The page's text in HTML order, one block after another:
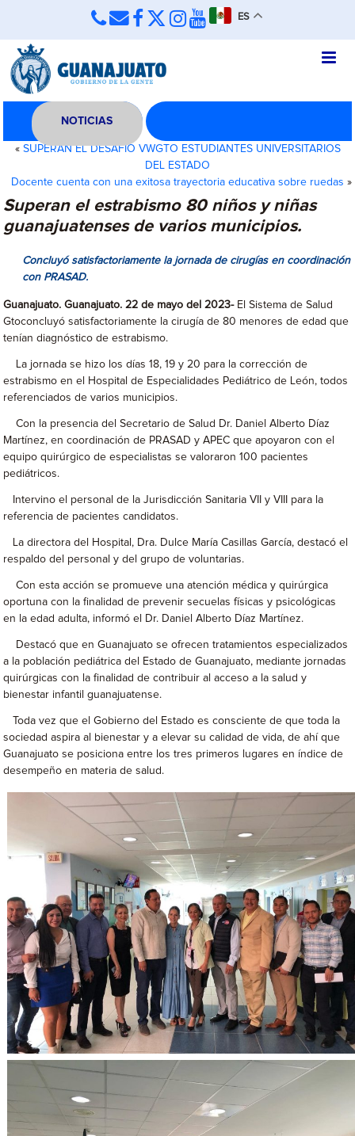
ES
NOTICIAS
« SUPERAN EL DESAFÍO VWGTO ESTUDIANTES UNIVERSITARIOS
DEL ESTADO
Docente cuenta con una exitosa trayectoria educativa sobre ruedas »
Superan el estrabismo 80 niños y niñas
guanajuatenses de varios municipios.
Concluyó satisfactoriamente la jornada de cirugías en coordinación
con PRASAD.
Guanajuato. Guanajuato. 22 de mayo del 2023- El Sistema de Salud
Gtoconcluyó satisfactoriamente la cirugía de 80 menores de edad que
tenían diagnóstico de estrabismo.
La jornada se hizo los días 18, 19 y 20 para la corrección de
estrabismo en el Hospital de Especialidades Pediátrico de León, todos
referenciados de varios municipios.
Con la presencia del Secretario de Salud Dr. Daniel Alberto Díaz
Martínez, en coordinación de PRASAD y APEC que apoyaron con el
equipo quirúrgico de especialistas se valoraron 100 pacientes
pediátricos.
Intervino el personal de la Jurisdicción Sanitaria VII y VIII para la
referencia de pacientes candidatos.
La directora del Hospital, Dra. Dulce María Casillas García, destacó el
respaldo del personal y del grupo de voluntarias.
Con esta acción se promueve una atención médica y quirúrgica
oportuna con la finalidad de prevenir secuelas físicas y psicológicas
en la edad adulta, informó el Dr. Daniel Alberto Díaz Martínez.
Destacó que en Guanajuato se ofrecen tratamientos especializados
a la población pediátrica del Estado de Guanajuato, mediante jornadas
quirúrgicas con la finalidad de contribuir al acceso a la salud y
bienestar infantil guanajuatense.
Toda vez que el Gobierno del Estado es consciente de que toda la
sociedad aspira al bienestar y a elevar su calidad de vida, de ahí que
Guanajuato se posiciona entre los tres primeros lugares en índice de
desempeño en materia de salud.